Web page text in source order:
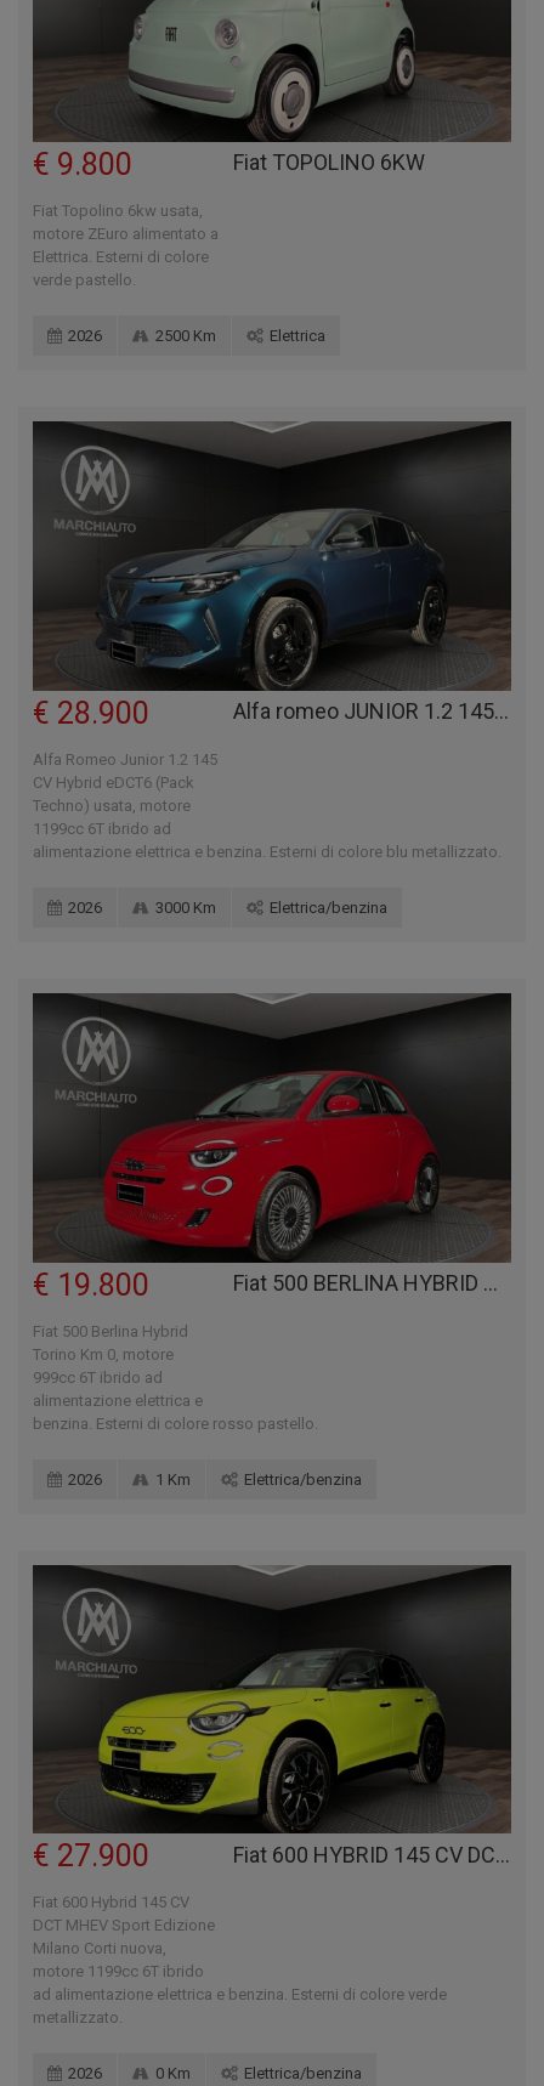
Fiat TOPOLINO 6KW
€ 9.800
Fiat Topolino 6kw usata,
motore ZEuro alimentato a
Elettrica. Esterni di colore
verde pastello.
2026 2500 Km Elettrica
Alfa romeo JUNIOR 1.2 145 CV HYBRID EDCT6 (PACK TECHNO)
€ 28.900
Alfa Romeo Junior 1.2 145
CV Hybrid eDCT6 (Pack
Techno) usata, motore
1199cc 6T ibrido ad
alimentazione elettrica e benzina. Esterni di colore blu metallizzato.
2026 3000 Km Elettrica/benzina
Fiat 500 BERLINA HYBRID TORINO
€ 19.800
Fiat 500 Berlina Hybrid
Torino Km 0, motore
999cc 6T ibrido ad
alimentazione elettrica e
benzina. Esterni di colore rosso pastello.
2026 1 Km Elettrica/benzina
Fiat 600 HYBRID 145 CV DCT MHEV SPORT EDIZIONE MILANO CORTI
€ 27.900
Fiat 600 Hybrid 145 CV
DCT MHEV Sport Edizione
Milano Corti nuova,
motore 1199cc 6T ibrido
ad alimentazione elettrica e benzina. Esterni di colore verde
metallizzato.
2026 0 Km Elettrica/benzina